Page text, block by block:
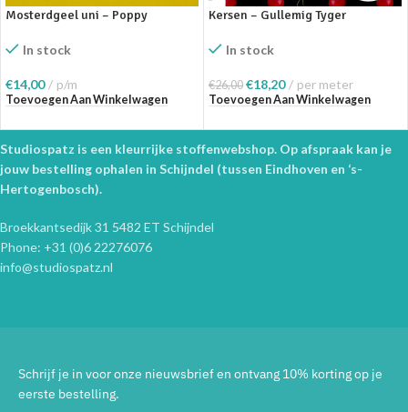
Mosterdgeel uni – Poppy
In stock
€14,00 p/m
Toevoegen Aan Winkelwagen
Kersen – Gullemig Tyger
In stock
€26,00 €18,20 per meter
Toevoegen Aan Winkelwagen
Studiospatz is een kleurrijke stoffenwebshop. Op afspraak kan je
jouw bestelling ophalen in Schijndel (tussen Eindhoven en ‘s-
Hertogenbosch).
Broekkantsedijk 31 5482 ET Schijndel
Phone: +31 (0)6 22276076
info@studiospatz.nl
Schrijf je in voor onze nieuwsbrief en ontvang 10% korting op je
eerste bestelling.